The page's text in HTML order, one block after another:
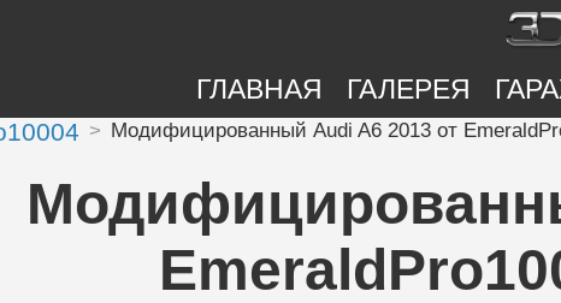
ГЛАВНАЯ ГАЛЕРЕЯ
Модифицированный Audi A6 2013 от